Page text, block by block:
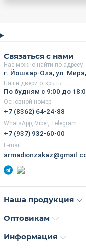
Связаться с нами
Нас можно найти по адресу
г. Йошкар-Ола, ул.
Наши двери открыты
По будням с 9:00 до
Основной номер
+7 (8362) 64-24-88
WhatsApp, Viber, Telegram
+7 (937) 932-60-00
E-mail
Наша продукция
Оптовикам
Информация